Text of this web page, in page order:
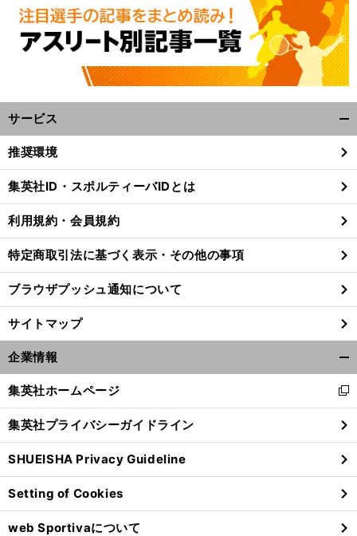
前
サービス
閉
る
推奨環境
集英社ID・スポルティーバIDとは
利用規約・会員規約
特定商取引法に基づく表示・その他の事項
ブラウザプッシュ通知について
サイトマップ
企業情報
閉
る
集英社ホームページ
新
し
い
ウ
ィ
ン
ド
ウ
で
集英社プライバシーガイドライン
SHUEISHA Privacy Guideline
Setting of Cookies
web Sportivaについて